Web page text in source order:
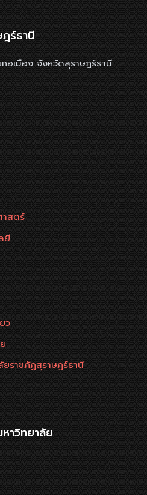
ร์ธานี
อเมือง จังหวัดสุราษฎร์ธานี
สตร์
ยี
ว
ยราชภัฏสุราษฎร์ธานี
าวิทยาลัย